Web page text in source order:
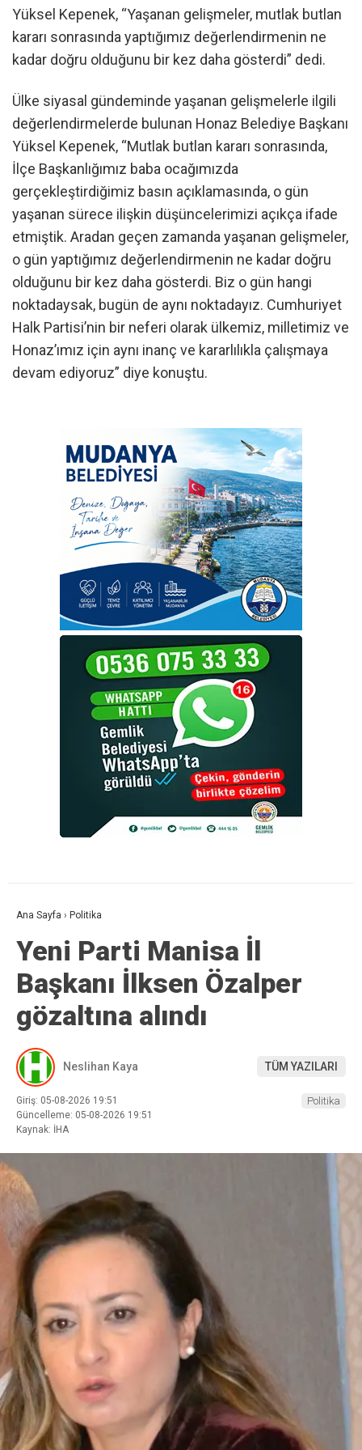
Yüksel Kepenek, “Yaşanan gelişmeler, mutlak butlan
kararı sonrasında yaptığımız değerlendirmenin ne
kadar doğru olduğunu bir kez daha gösterdi” dedi.
Ülke siyasal gündeminde yaşanan gelişmelerle ilgili
değerlendirmelerde bulunan Honaz Belediye Başkanı
Yüksel Kepenek, “Mutlak butlan kararı sonrasında,
İlçe Başkanlığımız baba ocağımızda
gerçekleştirdiğimiz basın açıklamasında, o gün
yaşanan sürece ilişkin düşüncelerimizi açıkça ifade
etmiştik. Aradan geçen zamanda yaşanan gelişmeler,
o gün yaptığımız değerlendirmenin ne kadar doğru
olduğunu bir kez daha gösterdi. Biz o gün hangi
noktadaysak, bugün de aynı noktadayız. Cumhuriyet
Halk Partisi’nin bir neferi olarak ülkemiz, milletimiz ve
Honaz’ımız için aynı inanç ve kararlılıkla çalışmaya
devam ediyoruz” diye konuştu.
Ana Sayfa › Politika
Yeni Parti Manisa İl
Başkanı İlksen Özalper
gözaltına alındı
Neslihan Kaya TÜM YAZILARI
Giriş: 05-08-2026 19:51
Güncelleme: 05-08-2026 19:51
Kaynak: İHA
Politika